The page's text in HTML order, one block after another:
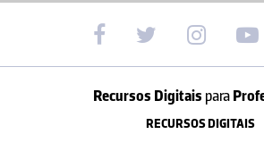
Recursos Digitais para
RECURSOS DIGITAIS